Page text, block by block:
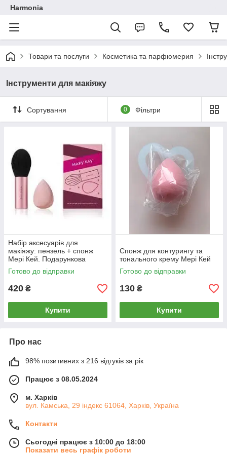
Harmonia
Товари та послуги Косметика та парфюмерия
Інструменти для макіяжу
Сортування 0 Фільтри
Набір аксесуарів для
макіяжу: пензель + спонж
Мері Кей. Подарункова
коробка
Готово до відправки
420 ₴
Купити
Спонж для контурингу та
тонального крему Мері Кей
Готово до відправки
130 ₴
Купити
Про нас
98% позитивних з 216 відгуків за рік
Працює з 08.05.2024
м. Харків
вул. Камська, 29 індекс 61064, Харків, Україна
Контакти
Сьогодні працює з 10:00 до 18:00
Показати весь графік роботи